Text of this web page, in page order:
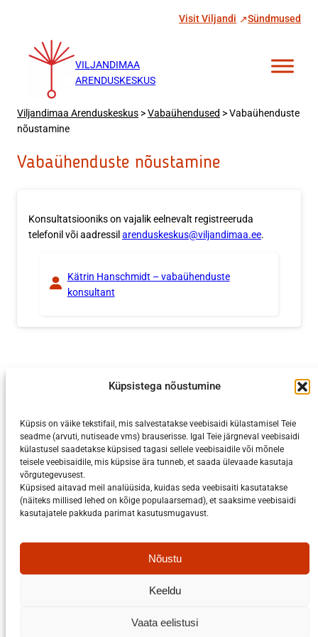
Küpsistega nõustumine
Küpsis on väike tekstifail, mis salvestatakse veebisaidi külastamisel Teie
seadme (arvuti, nutiseade vms) brauserisse. Igal Teie järgneval veebisaidi
külastusel saadetakse küpsised tagasi sellele veebisaidile või mõnele
teisele veebisaidile, mis küpsise ära tunneb, et saada ülevaade kasutaja
võrgutegevusest.
Küpsised aitavad meil analüüsida, kuidas seda veebisaiti kasutatakse
(näiteks millised lehed on kõige populaarsemad), et saaksime veebisaidi
kasutajatele pakkuda parimat kasutusmugavust.
Nõustu
Keeldu
Vaata eelistusi
Visit Viljandi Sündmused
VILJANDIMAA
ARENDUSKESKUS
Viljandimaa Arenduskeskus >Vabaühendused >Vabaühenduste
nõustamine
Vabaühenduste nõustamine
Konsultatsiooniks on vajalik eelnevalt registreeruda
telefonil või aadressil arenduskeskus@viljandimaa.ee.
Kätrin Hanschmidt – vabaühenduste
konsultant
Kontakt Facebook
arenduskeskus@viljandimaa.ee